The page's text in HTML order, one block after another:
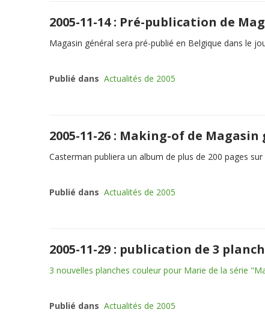
2005-11-14 : Pré-publication de
Magasin général sera pré-publié en Belgique dans le
Publié dans Actualités de 2005
2005-11-26 : Making-of de Magasin
Casterman publiera un album de plus de 200 pages sur
Publié dans Actualités de 2005
2005-11-29 : publication de 3
3 nouvelles planches couleur pour Marie de la série
Publié dans Actualités de 2005